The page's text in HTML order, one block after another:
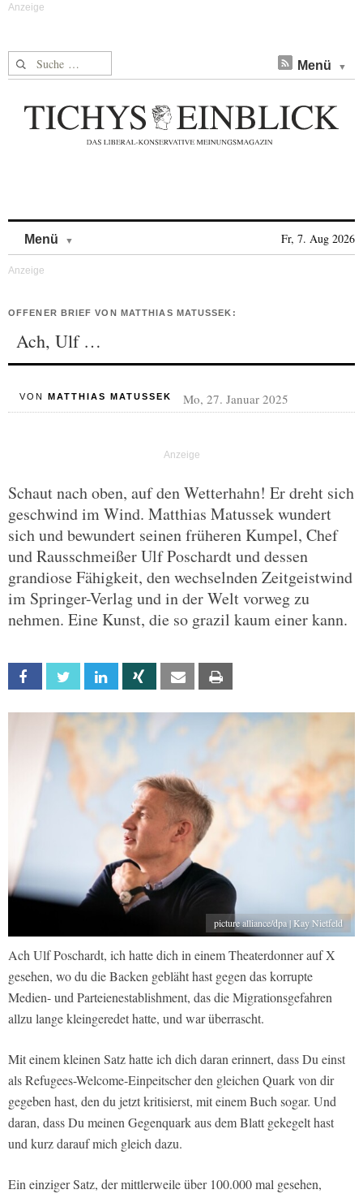
Suche nach: Menü
Menü Fr, 7. Aug 2026
OFFENER BRIEF VON MATTHIAS MATUSSEK:
Ach, Ulf …
VON MATTHIAS MATUSSEK Mo, 27. Januar 2025
Schaut nach oben, auf den Wetterhahn! Er dreht sich
geschwind im Wind. Matthias Matussek wundert
sich und bewundert seinen früheren Kumpel, Chef
und Rausschmeißer Ulf Poschardt und dessen
grandiose Fähigkeit, den wechselnden Zeitgeistwind
im Springer-Verlag und in der Welt vorweg zu
nehmen. Eine Kunst, die so grazil kaum einer kann.
Facebook Twitter Linkedin Xing Email
picture alliance/dpa | Kay Nietfeld
Ach Ulf Poschardt, ich hatte dich in einem Theaterdonner auf X
gesehen, wo du die Backen gebläht hast gegen das korrupte
Medien- und Parteienestablishment, das die Migrationsgefahren
allzu lange kleingeredet hatte, und war überrascht.
Mit einem kleinen Satz hatte ich dich daran erinnert, dass Du einst
als Refugees-Welcome-Einpeitscher den gleichen Quark von dir
gegeben hast, den du jetzt kritisierst, mit einem Buch sogar. Und
daran, dass Du meinen Gegenquark aus dem Blatt gekegelt hast
und kurz darauf mich gleich dazu.
Ein einziger Satz, der mittlerweile über 100.000 mal gesehen,